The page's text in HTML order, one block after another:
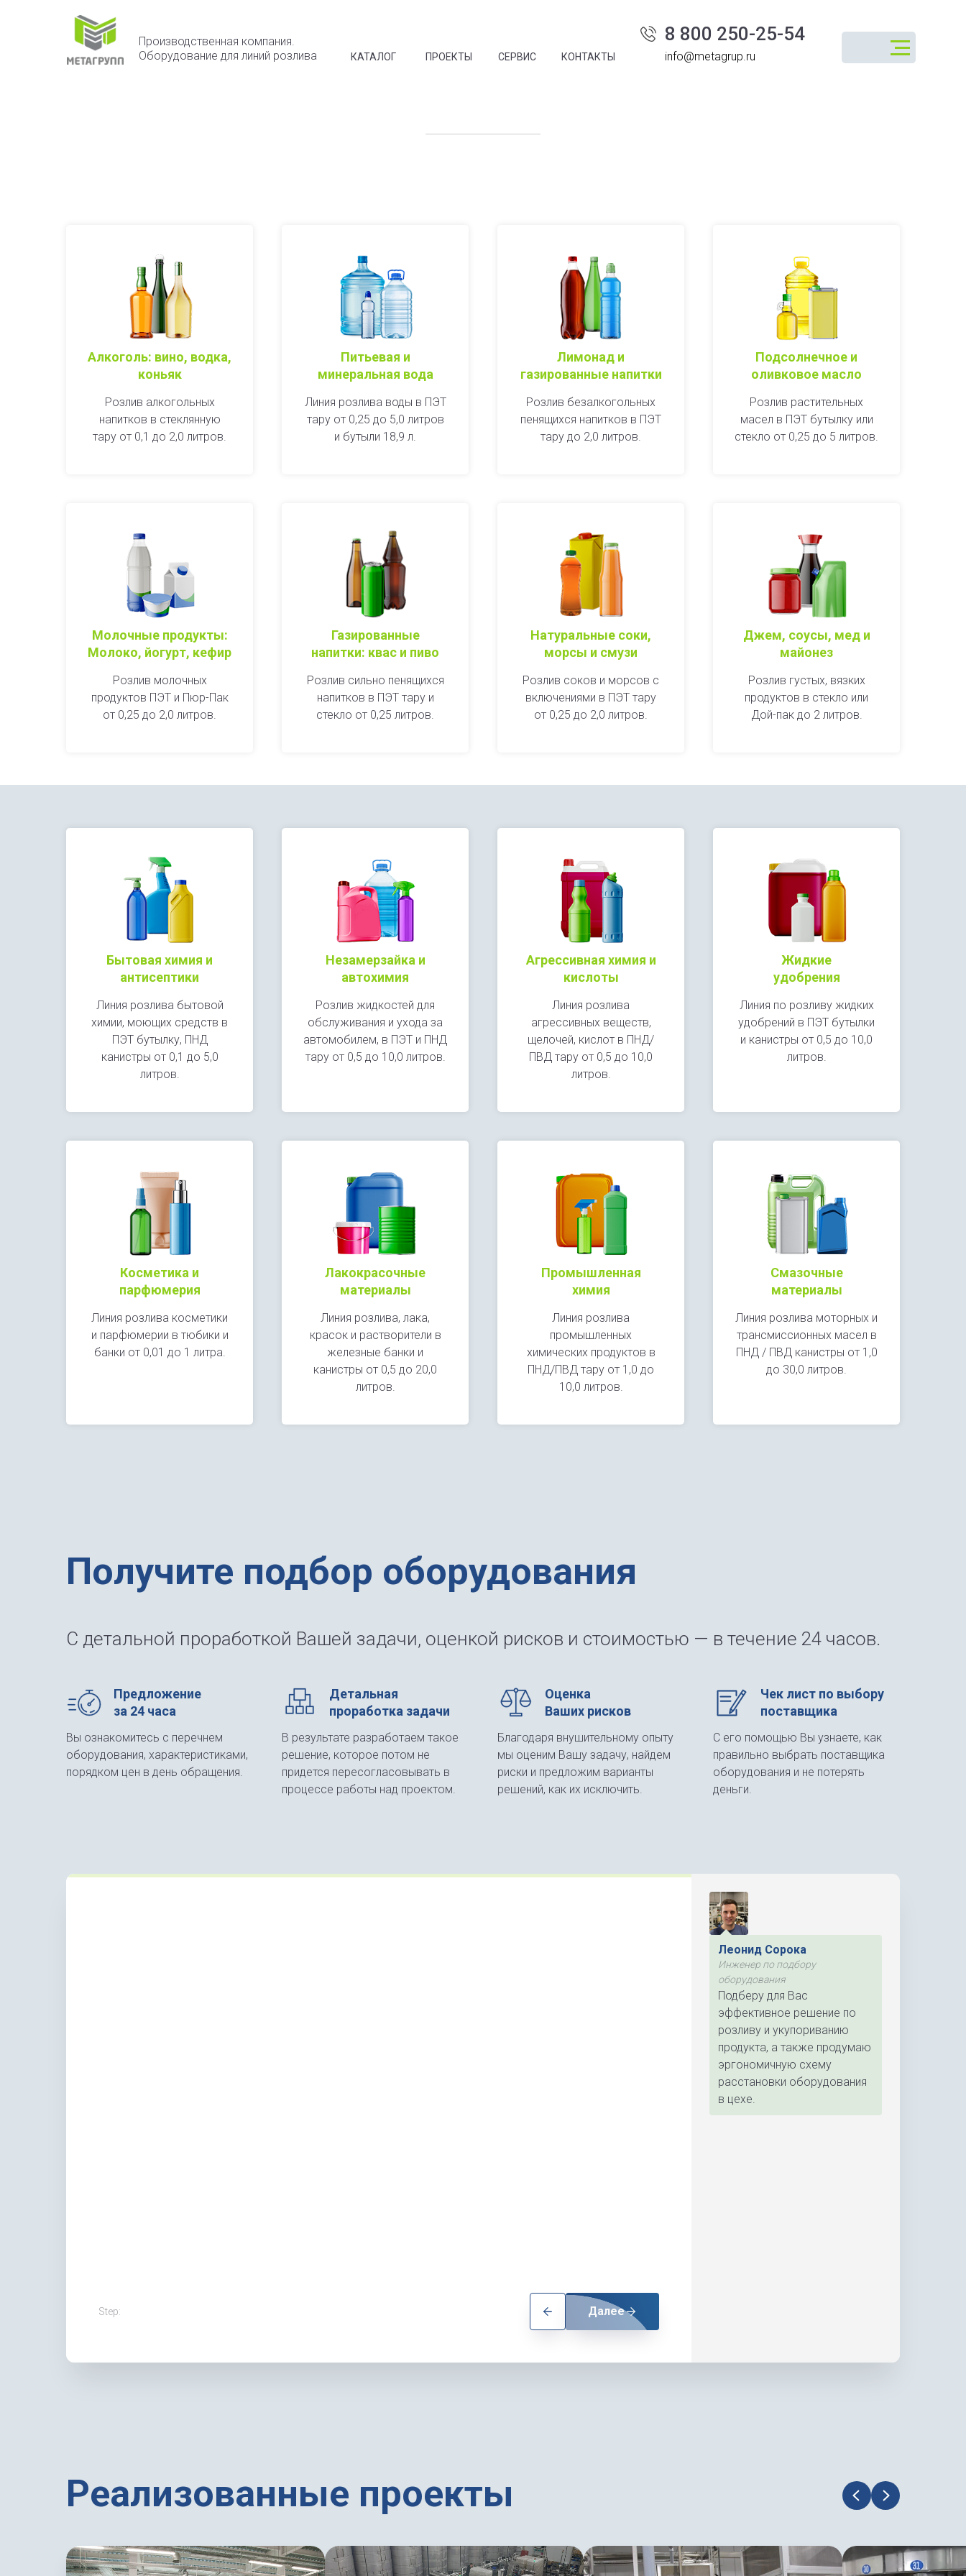
Производственная компания.
Оборудование для линий розлива
8 800 250-25-54
info@metagrup.ru
КАТАЛОГ ПРОЕКТЫ СЕРВИС КОНТАКТЫ
Алкоголь: вино, водка,
коньяк
Розлив алкогольных
напитков в стеклянную
тару от 0,1 до 2,0 литров.
Питьевая и
минеральная вода
Линия розлива воды в ПЭТ
тару от 0,25 до 5,0 литров
и бутыли 18,9 л.
Лимонад и
газированные напитки
Розлив безалкогольных
пенящихся напитков в ПЭТ
тару до 2,0 литров.
Подсолнечное и
оливковое масло
Розлив растительных
масел в ПЭТ бутылку или
стекло от 0,25 до 5 литров.
Молочные продукты:
Молоко, йогурт, кефир
Розлив молочных
продуктов ПЭТ и Пюр-Пак
от 0,25 до 2,0 литров.
Газированные
напитки: квас и пиво
Розлив сильно пенящихся
напитков в ПЭТ тару и
стекло от 0,25 литров.
Натуральные соки,
морсы и смузи
Розлив соков и морсов с
включениями в ПЭТ тару
от 0,25 до 2,0 литров.
Джем, соусы, мед и
майонез
Розлив густых, вязких
продуктов в стекло или
Дой-пак до 2 литров.
Бытовая химия и
антисептики
Линия розлива бытовой
химии, моющих средств в
ПЭТ бутылку, ПНД
канистры от 0,1 до 5,0
литров.
Незамерзайка и
автохимия
Розлив жидкостей для
обслуживания и ухода за
автомобилем, в ПЭТ и ПНД
тару от 0,5 до 10,0 литров.
Агрессивная химия и
кислоты
Линия розлива
агрессивных веществ,
щелочей, кислот в ПНД/
ПВД тару от 0,5 до 10,0
литров.
Жидкие
удобрения
Линия по розливу жидких
удобрений в ПЭТ бутылки
и канистры от 0,5 до 10,0
литров.
Косметика и
парфюмерия
Линия розлива косметики
и парфюмерии в тюбики и
банки от 0,01 до 1 литра.
Лакокрасочные
материалы
Линия розлива, лака,
красок и растворители в
железные банки и
канистры от 0,5 до 20,0
литров.
Промышленная
химия
Линия розлива
промышленных
химических продуктов в
ПНД/ПВД тару от 1,0 до
10,0 литров.
Смазочные
материалы
Линия розлива моторных и
трансмиссионных масел в
ПНД / ПВД канистры от 1,0
до 30,0 литров.
Получите подбор оборудования
С детальной проработкой Вашей задачи, оценкой рисков и стоимостью — в течение 24 часов.
Предложение
за 24 часа
Вы ознакомитесь с перечнем
оборудования, характеристиками,
порядком цен в день обращения.
Детальная
проработка задачи
В результате разработаем такое
решение, которое потом не
придется пересогласовывать в
процессе работы над проектом.
Оценка
Ваших рисков
Благодаря внушительному опыту
мы оценим Вашу задачу, найдем
риски и предложим варианты
решений, как их исключить.
Чек лист по выбору
поставщика
С его помощью Вы узнаете, как
правильно выбрать поставщика
оборудования и не потерять
деньги.
Леонид Сорока
Инженер по подбору
оборудования
Подберу для Вас
эффективное решение по
розливу и укупориванию
продукта, а также продумаю
эргономичную схему
расстановки оборудования
в цехе.
Step: Далее
Реализованные проекты